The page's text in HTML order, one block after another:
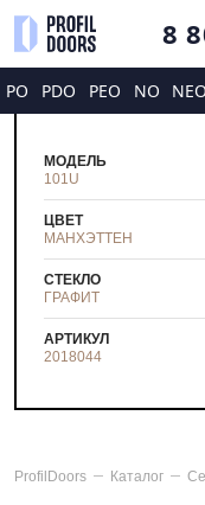
8
PO PDO PEO NO NEO
МОДЕЛЬ
101U
ЦВЕТ
МАНХЭТТЕН
СТЕКЛО
ГРАФИТ
АРТИКУЛ
2018044
ProfilDoors Каталог